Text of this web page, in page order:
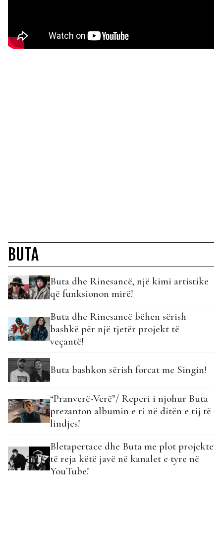
BUTA
Buta dhe Rinesancë, një kimi artistike
që funksionon mirë!
Buta dhe Rinesancë bëhen sërish
bashkë për një tjetër projekt të
veçantë!
Buta bashkon sërish forcat me Singin!
“Pranverë-Verë”/ Reperi i njohur Buta
prezanton albumin e ri në ditën e tij të
lindjes!
Bletapertace dhe Buta me plot projekte
të reja këtë javë në kanalet e tyre në
YouTube!